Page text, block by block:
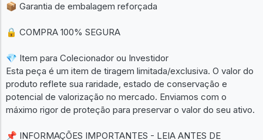
📦 Garantia de embalagem reforçada
🔒 COMPRA 100% SEGURA
💎 Item para Colecionador ou Investidor
Esta peça é um item de tiragem limitada/exclusiva. O valor do
produto reflete sua raridade, estado de conservação e
potencial de valorização no mercado. Enviamos com o
máximo rigor de proteção para preservar o valor do seu ativo.
📌 INFORMAÇÕES IMPORTANTES - LEIA ANTES DE